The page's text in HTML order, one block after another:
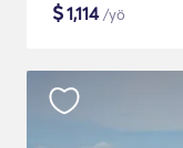
$1,114/yö